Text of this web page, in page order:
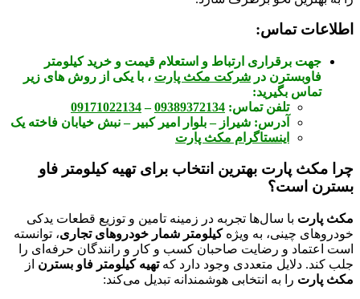
اطلاعات تماس:
جهت برقراری ارتباط و استعلام قیمت و خرید کیلومتر
فاوبسترن در شرکت مکث پارت ، با یکی از روش های زیر
تماس بگیرید:
تلفن تماس: 09389372134
–
09171022134
آدرس: شیراز – بلوار امیر کبیر – نبش خیابان فاخته یک
اینستاگرام مکث پارت
چرا مکث پارت بهترین انتخاب برای تهیه کیلومتر فاو
بسترن است؟
مکث پارت با سال‌ها تجربه در زمینه تامین و توزیع قطعات یدکی
خودروهای چینی، به ویژهکیلومتر شمار خودروهای تجاری، توانسته
است اعتماد و رضایت صاحبان کسب و کار و رانندگان حرفه‌ای را
جلب کند. دلایل متعددی وجود دارد کهتهیه کیلومتر فاو بسترن از
مکث پارت را به انتخابی هوشمندانه تبدیل می‌کند: